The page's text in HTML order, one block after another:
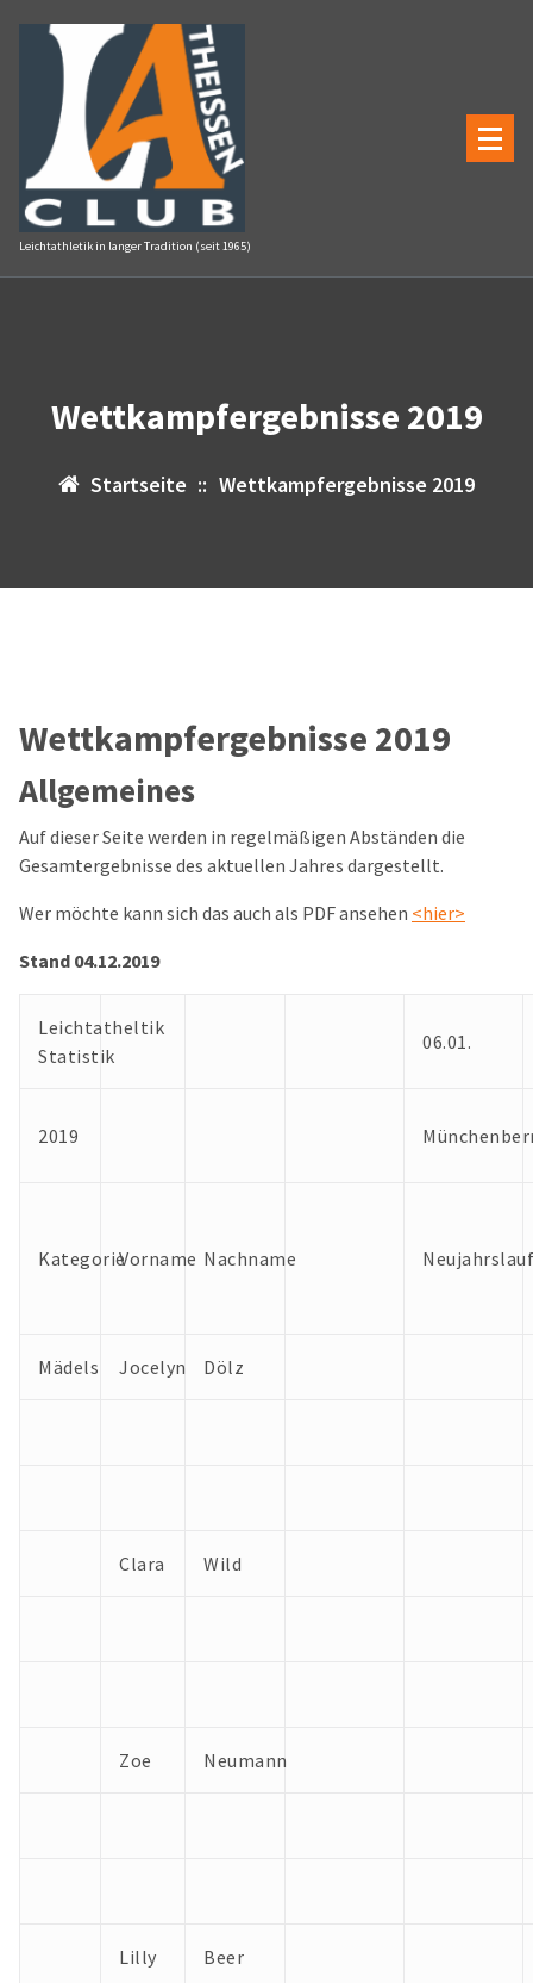
Inhalt
springen
Leichtathletik in langer Tradition (seit 1965)
Wettkampfergebnisse 2019
Startseite :: Wettkampfergebnisse 2019
Wettkampfergebnisse 2019
Allgemeines
Auf dieser Seite werden in regelmäßigen Abständen die
Gesamtergebnisse des aktuellen Jahres dargestellt.
Wer möchte kann sich das auch als PDF ansehen <hier>
Stand 04.12.2019
Leichtatheltik
Statistik
06.01.
2019
KategorieVorname Nachname Neujahrslauf
Mädels Jocelyn Dölz
Clara Wild
Zoe Neumann
Lilly Beer